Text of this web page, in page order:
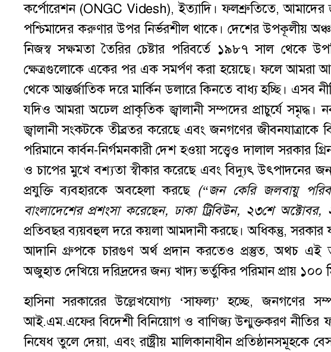
কর্পোরেশন (ONGC Videsh), ইত্যাদি। ফলশ্রুতিতে, আমাদের
পশ্চিমাদের করুণার উপর নির্ভরশীল থাকে। দেশের উপকূলীয়
নিজস্ব সক্ষমতা তৈরির চেষ্টার পরিবর্তে ১৯৮৭ সাল থেকে
ক্ষেত্রগুলোকে একের পর এক সমর্পণ করা হয়েছে। ফলে আমরা
থেকে আন্তর্জাতিক দরে মার্কিন ডলারে কিনতে বাধ্য হচ্ছি। এসব
যদিও আমরা অঢেল প্রাকৃতিক জ্বালানী সম্পদের প্রাচুর্যে সমৃদ্ধ।
জ্বালানী সংকটকে তীব্রতর করেছে এবং জনগণের
পরিমানে কার্বন-নির্গমনকারী দেশ হওয়া সত্ত্বেও দালাল সরকার
ও চাপের মুখে বশ্যতা স্বীকার করেছে এবং বিদ্যুৎ উৎপাদনের
প্রযুক্তি ব্যবহারকে অবহেলা করছে (“জনকেরি জলবায়ু
বাংলাদেশের প্রশংসা করেছেন, ঢাকাট্রিবিউন, ২৩শেঅক্টোবর,
প্রতিবছর ব্যয়বহুল দরে কয়লা আমদানী করছে। অধিকন্তু, সরকার
আদানি গ্রুপকে চারগুণ অর্থ প্রদান করতেও প্রস্তুত, অথচ এই
অজুহাত দেখিয়ে দরিদ্রদের জন্য খাদ্য ভর্তুকির পরিমান প্রায় ১০০
হাসিনা সরকারের উল্লেখযোগ্য ‘সাফল্য’ হচ্ছে, জনগণের
আই.এম.এফের বিদেশী বিনিয়োগ ও বাণিজ্য উন্মুক্তকরণ নীতির
নিষেধ তুলে দেয়া, এবং রাষ্ট্রীয় মালিকানাধীন প্রতিষ্ঠানসমূহকে